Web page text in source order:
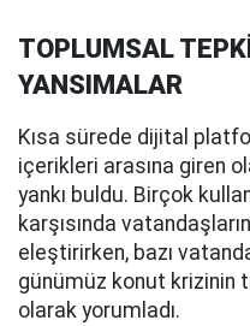
TOPLUMSAL
YANSIMALAR
Kısa sürede dijital
içerikleri arasına giren
yankı buldu. Birçok
karşısında
eleştirirken, bazı
günümüz konut krizinin
olarak yorumladı.